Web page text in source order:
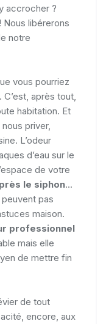
accrocher ?
libérerons
notre
vous pourriez
après tout,
habitation. Et
priver,
L’odeur
d’eau sur le
de votre
le siphon...
pas
maison.
professionnel
mais elle
de mettre fin
de tout
encore, aux